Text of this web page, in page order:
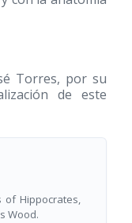
Torres, por su
de este
of Hippocrates,
Wood.